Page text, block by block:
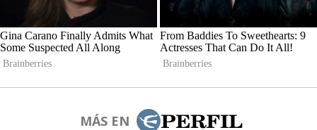
MÁS EN